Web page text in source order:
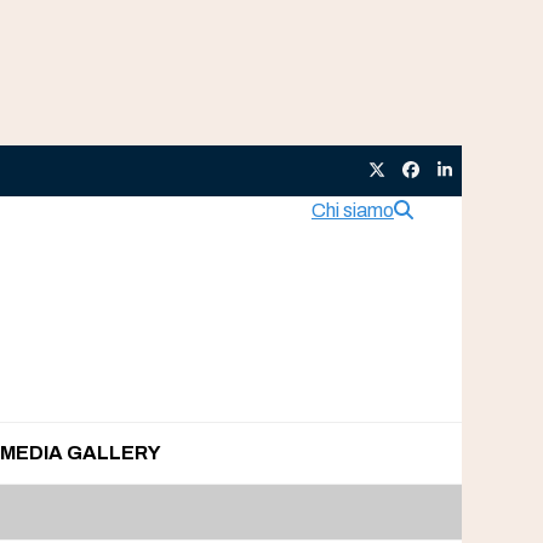
TwitterFacebook
LinkedIn
Chi siamo
MEDIA GALLERY